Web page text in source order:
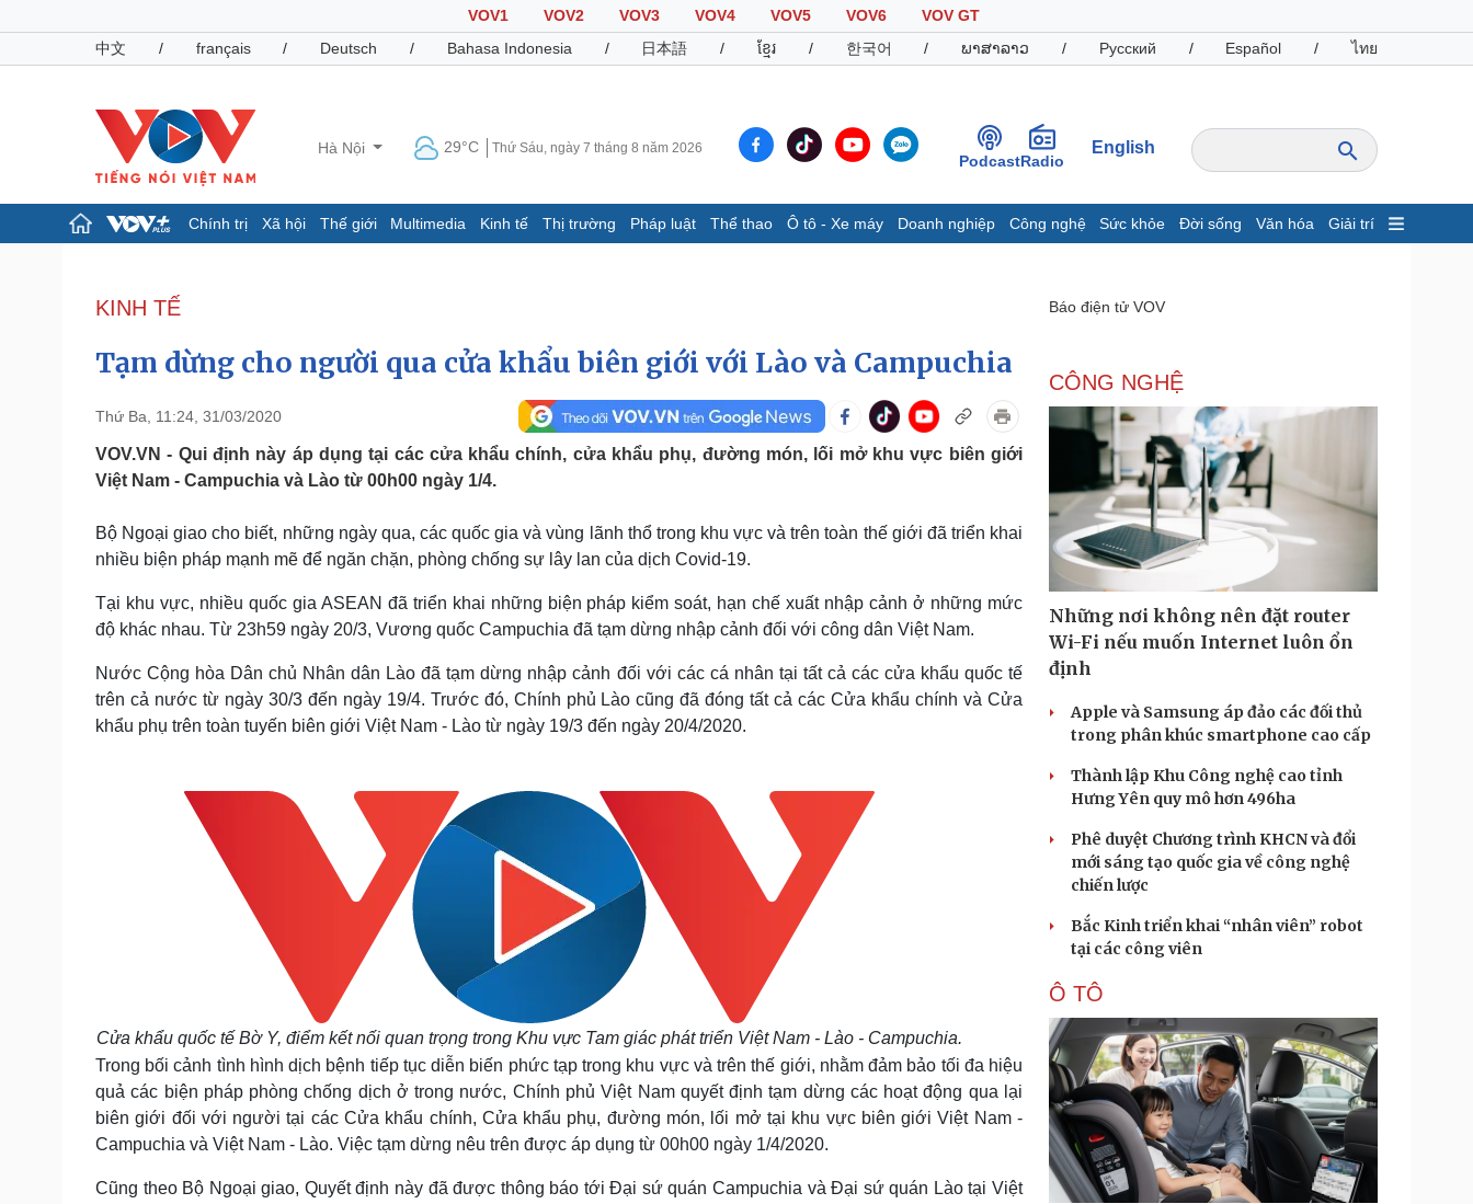
VOV1 VOV2 VOV3 VOV4 VOV5 VOV6
VOV GT
中文
/ français / Deutsch / Bahasa Indonesia / 日本語 / ខ្មែរ / 한국어 / ພາສາລາວ / Русский / Español / ไทย
Hà Nội 29°C Thứ Sáu, ngày 7 tháng 8 năm 2026
PodcastRadio
English
Chính trị Xã hội Thế giới Multimedia Kinh tế Thị trường Pháp luật Thể thao Ô tô - Xe máy Doanh nghiệp Công nghệ Sức khỏe Đời sống Văn hóa Giải trí
Đảng
Tổ chức nhân sự
Nhận diện sự thật
Dấu ấn VOV
Hồ sơ
Infographic
Bất động sản
Pháp luật
Vụ án
Tư vấn luật
Quân sự - Quốc phòng
Vũ khí
Phân tích
Thể thao
Thế giới thể thao
eSports
Hậu trường
Ô tô - Xe máy
Tư vấn
Doanh nghiệp
Thông tin doanh nghiệp
Doanh nghiệp 24h
Doanh nhân
Vì cộng đồng
Công nghệ
Sành điệu
Tin Công nghệ
Trải nghiệm
Chuyển đổi số
Sức khỏe
Dinh dưỡng - món ngon
Cây thuốc
Sản phụ khoa
Nhi khoa
Nam khoa
Ăn sạch sống khỏe
Đời sống
Nhà đẹp
Blog
Tình yêu - Gia đình
Văn hóa
Sân khấu - Điện ảnh
Văn học
Âm nhạc
Di sản
Giải trí
Nghệ sĩ
Thời trang
Sao Việt
Du lịch
Săn Tour
check-in
Podcast
Câu chuyện thời sự
Kể chuyện cho bé
Hạt giống tâm hồn
KINH TẾ
Tạm dừng cho người qua cửa khẩu biên giới với Lào và Campuchia
Thứ Ba, 11:24, 31/03/2020
VOV.VN - Qui định này áp dụng tại các cửa khẩu chính, cửa khẩu phụ, đường món, lối mở khu vực biên giới
Việt Nam - Campuchia và Lào từ 00h00 ngày 1/4.
Bộ Ngoại giao cho biết, những ngày qua, các quốc gia và vùng lãnh thổ trong khu vực và trên toàn thế giới đã triển khai
nhiều biện pháp mạnh mẽ để ngăn chặn, phòng chống sự lây lan của dịch Covid-19.
Tại khu vực, nhiều quốc gia ASEAN đã triển khai những biện pháp kiểm soát, hạn chế xuất nhập cảnh ở những mức
độ khác nhau. Từ 23h59 ngày 20/3, Vương quốc Campuchia đã tạm dừng nhập cảnh đối với công dân Việt Nam.
Nước Cộng hòa Dân chủ Nhân dân Lào đã tạm dừng nhập cảnh đối với các cá nhân tại tất cả các cửa khẩu quốc tế
trên cả nước từ ngày 30/3 đến ngày 19/4. Trước đó, Chính phủ Lào cũng đã đóng tất cả các Cửa khẩu chính và Cửa
khẩu phụ trên toàn tuyến biên giới Việt Nam - Lào từ ngày 19/3 đến ngày 20/4/2020.
Cửa khẩu quốc tế Bờ Y, điểm kết nối quan trọng trong Khu vực Tam giác phát triển Việt Nam - Lào - Campuchia.
Trong bối cảnh tình hình dịch bệnh tiếp tục diễn biến phức tạp trong khu vực và trên thế giới, nhằm đảm bảo tối đa hiệu
quả các biện pháp phòng chống dịch ở trong nước, Chính phủ Việt Nam quyết định tạm dừng các hoạt động qua lại
biên giới đối với người tại các Cửa khẩu chính, Cửa khẩu phụ, đường món, lối mở tại khu vực biên giới Việt Nam -
Campuchia và Việt Nam - Lào. Việc tạm dừng nêu trên được áp dụng từ 00h00 ngày 1/4/2020.
Cũng theo Bộ Ngoại giao, Quyết định này đã được thông báo tới Đại sứ quán Campuchia và Đại sứ quán Lào tại Việt
Báo điện tử VOV
CÔNG NGHỆ
Những nơi không nên đặt router
Wi-Fi nếu muốn Internet luôn ổn
định
Apple và Samsung áp đảo các đối thủ
trong phân khúc smartphone cao cấp
Thành lập Khu Công nghệ cao tỉnh
Hưng Yên quy mô hơn 496ha
Phê duyệt Chương trình KHCN và đổi
mới sáng tạo quốc gia về công nghệ
chiến lược
Bắc Kinh triển khai “nhân viên” robot
tại các công viên
Ô TÔ